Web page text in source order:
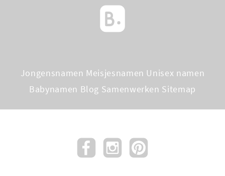
Jongensnamen Meisjesnamen Unisex namen
Babynamen Blog Samenwerken Sitemap